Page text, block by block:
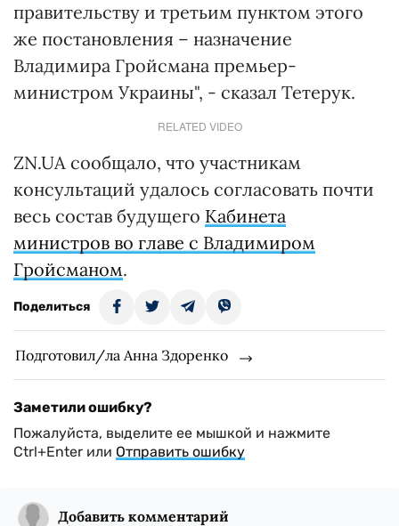
правительству и третьим пунктом этого
же постановления – назначение
Владимира Гройсмана премьер-
министром Украины", - сказал Тетерук.
RELATED VIDEO
ZN.UA сообщало, что участникам
консультаций удалось согласовать почти
весь состав будущего Кабинета
министров во главе с Владимиром
Гройсманом.
Поделиться
Подготовил/ла Анна Здоренко
Заметили ошибку?
Пожалуйста, выделите ее мышкой и нажмите
Ctrl+Enter или Отправить ошибку
Добавить комментарий